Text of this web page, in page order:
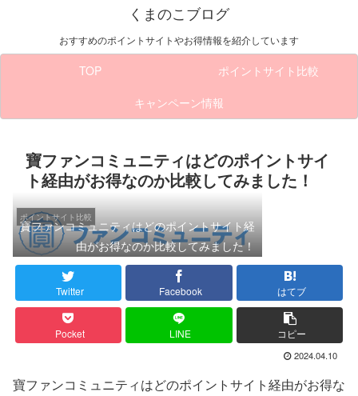
くまのこブログ
おすすめのポイントサイトやお得情報を紹介しています
TOP
ポイントサイト比較
キャンペーン情報
寶ファンコミュニティはどのポイントサイ
ト経由がお得なのか比較してみました！
ポイントサイト比較
寶ファンコミュニティはどのポイントサイト経
由がお得なのか比較してみました！
Twitter Facebook はてブ
Pocket LINE コピー
2024.04.10
寶ファンコミュニティはどのポイントサイト経由がお得な